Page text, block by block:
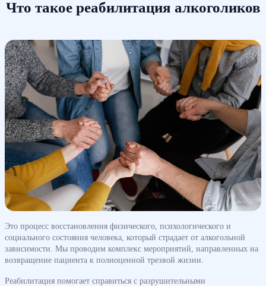
Что такое реабилитация алкоголиков
Это процесс восстановления физического, психологического и
социального состояния человека, который страдает от алкогольной
зависимости. Мы проводим комплекс мероприятий, направленных на
возвращение пациента к полноценной трезвой жизни.
Реабилитация помогает справиться с разрушительными